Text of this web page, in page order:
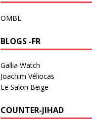
OMBL
BLOGS -FR
Gallia Watch
Joachim Véliocas
Le Salon Beige
COUNTER-JIHAD